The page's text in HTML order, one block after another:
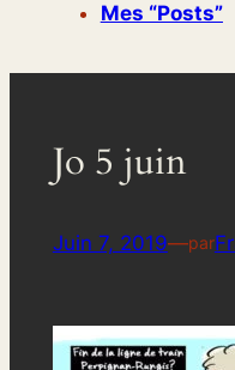
Mes “posts”
Jo 5 juin
Juin 7, 2019—par